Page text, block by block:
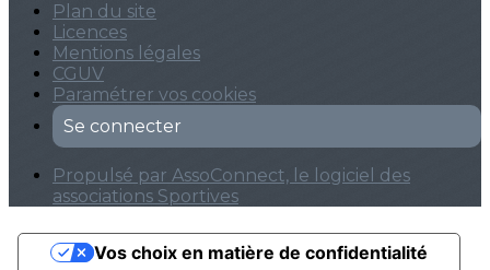
Plan du site
Licences
Mentions légales
CGUV
Paramétrer vos cookies
Se connecter
Propulsé par AssoConnect, le logiciel des
associations Sportives
Vos choix en matière de confidentialité